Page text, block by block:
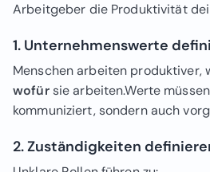
Arbeitgeber die Produktivität
1. Unternehmenswerte
Menschen arbeiten produktiver,
wofürsie arbeiten.Werte
kommuniziert, sondern auch
2. Zuständigkeiten